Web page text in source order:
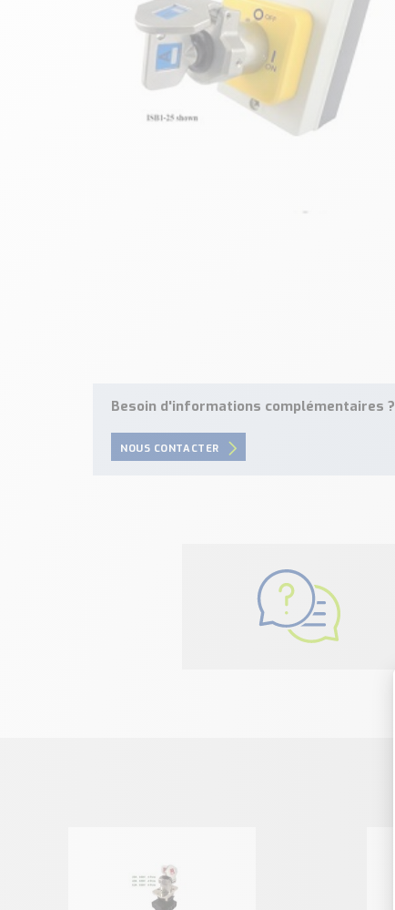
Besoin d'informations complémentaires ?
NOUS CONTACTER